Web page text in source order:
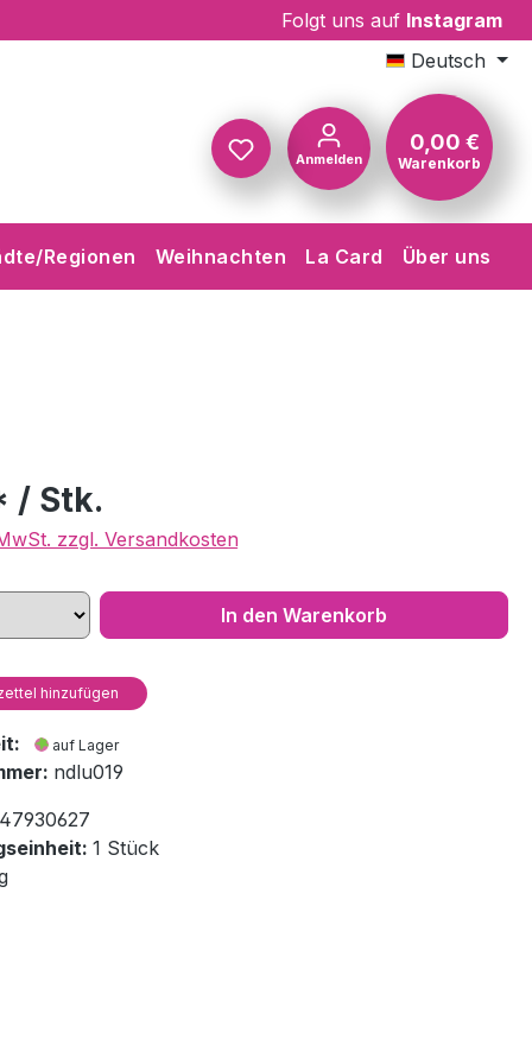
Folgt uns auf Instagram
Deutsch
Anmelden
0,00 €
Warenkorb
Regionen Weihnachten La Card Über uns
/ Stk.
zzgl. Versandkosten
In den Warenkorb
hinzufügen
auf Lager
ndlu019
1 Stück